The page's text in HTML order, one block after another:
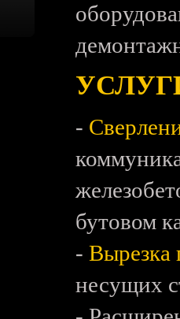
-
бутовом
- Вырезка
несущих